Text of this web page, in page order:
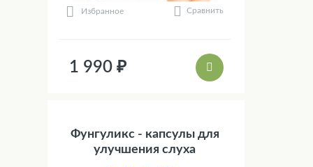
Избранное Сравнить
1 990 ₽
Фунгуликс - капсулы для
улучшения слуха